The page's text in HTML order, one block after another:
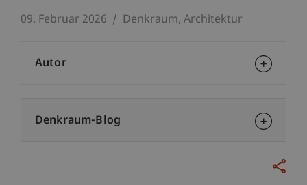
09. Februar 2026 Denkraum Architektur
Autor
Denkraum-Blog